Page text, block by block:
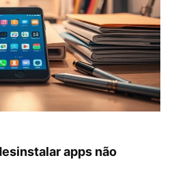
apps não